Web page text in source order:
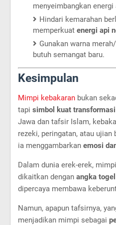
menyeimbangkan
Hindari kemarahan
memperkuat energi api
Gunakan warna
butuh semangat baru.
Kesimpulan
Mimpi kebakaran bukan
tapi simbol kuat
Jawa dan tafsir Islam,
rezeki, peringatan, atau
ia menggambarkan emosi
Dalam dunia erek-erek,
dikaitkan dengan angka
dipercaya membawa
Namun, apapun tafsirnya,
menjadikan mimpi sebagai